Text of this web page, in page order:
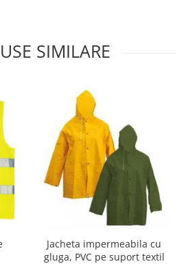
SIMILARE
Jacheta impermeabila cu
gluga, PVC pe suport textil